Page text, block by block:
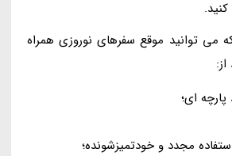
می توانید موقع سفرهای نوروزی همراه
ای؛
مجدد و خودتمیزشونده؛